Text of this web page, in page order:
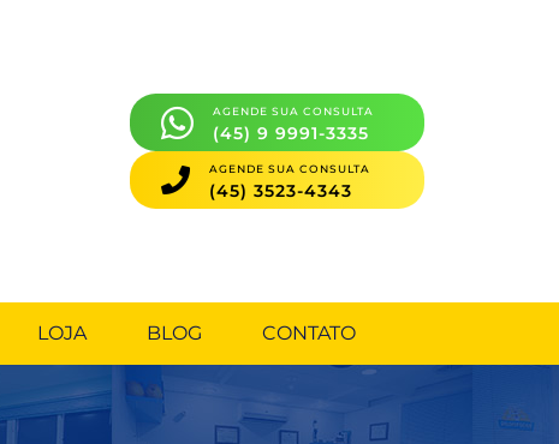
AGENDE SUA CONSULTA
(45) 9 9991-3335
AGENDE SUA CONSULTA
(45) 3523-4343
LOJA BLOG CONTATO